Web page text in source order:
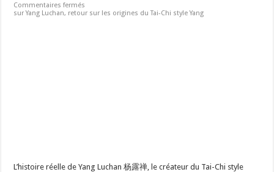
Commentaires fermés
sur Yang Luchan, retour sur les origines du Tai-Chi style Yang
L’histoire réelle de Yang Luchan 杨露禅, le créateur du Tai-Chi style